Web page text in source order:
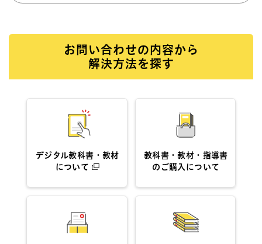
お問い合わせの内容から
解決方法を探す
デジタル教科書・教材
について
教科書・教材・指導書
のご購入について